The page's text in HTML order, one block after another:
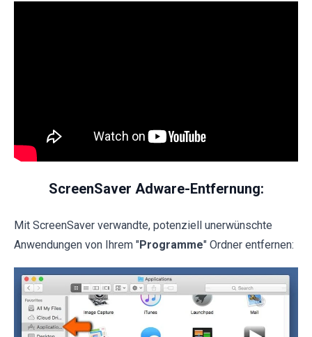
ScreenSaver Adware-Entfernung:
Mit ScreenSaver verwandte, potenziell unerwünschte
Anwendungen von Ihrem "Programme" Ordner entfernen: